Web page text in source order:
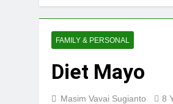
FAMILY & PERSONAL
Diet Mayo
Masim Vavai Sugianto 8